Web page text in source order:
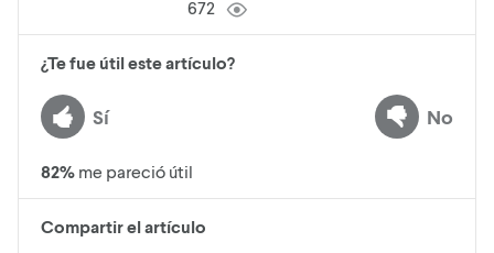
672
¿Te fue útil este artículo?
Sí No
82% me pareció útil
Compartir el artículo